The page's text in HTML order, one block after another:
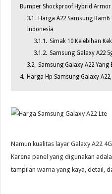
Bumper Shockproof Hybrid Armor
3.1. Harga A22 Samsung
Indonesia
3.1.1. Simak 10 Kelebihan
3.1.2. Samsung Galaxy A22
3.2. Samsung Galaxy A22
4. Harga Hp Samsung Galaxy
Namun kualitas layar Galaxy A22
Karena panel yang digunakan
tampilan warna yang kaya, detail,